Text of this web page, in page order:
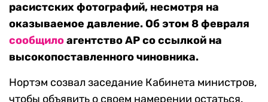
расистских фотографий, несмотря на
оказываемое давление. Об этом 8 февраля
сообщилоагентство AP со ссылкой на
высокопоставленного чиновника.
Нортэм созвал заседание Кабинета министров,
чтобы объявить о своем намерении остаться.